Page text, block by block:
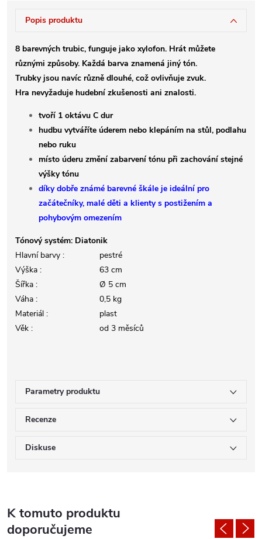
Popis produktu
8 barevných trubic, funguje jako xylofon. Hrát můžete
různými způsoby. Každá barva znamená jiný tón.
Trubky jsou navíc různě dlouhé, což ovlivňuje zvuk.
Hra nevyžaduje hudební zkušenosti ani znalosti.
tvoří 1 oktávu C dur
hudbu vytváříte úderem nebo klepáním na stůl, podlahu
nebo ruku
místo úderu změní zabarvení tónu při zachování stejné
výšky tónu
díky dobře známé barevné škále je ideální pro
začátečníky, malé děti a klienty s postižením a
pohybovým omezením
Tónový systém: Diatonik
Hlavní barvy :
pestré
Výška :
63 cm
Šířka :
Ø 5 cm
Váha :
0,5 kg
Materiál :
plast
Věk :
od 3 měsíců
Parametry produktu
Recenze
Diskuse
K tomuto produktu
doporučujeme